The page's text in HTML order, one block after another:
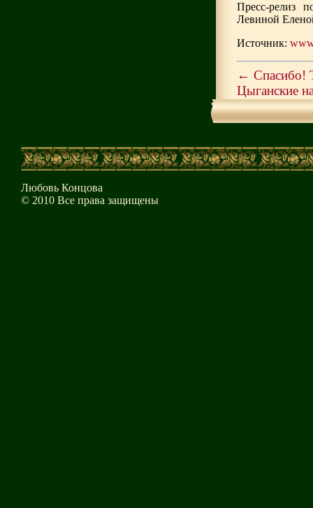
Пресс-релиз
Левиной
Источник:
← Спасибо!
Цыганские
Любовь Концова
© 2010 Все права защищены